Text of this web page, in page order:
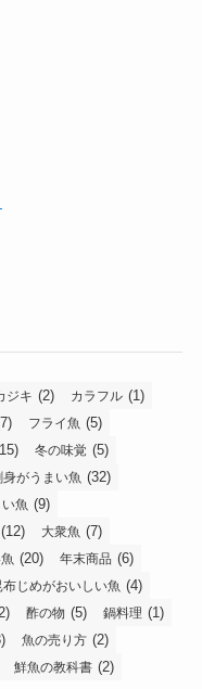
ジキ (2) カラフル (1)
フライ魚 (5)
冬の味覚 (5)
身がうまい魚 (32)
魚 (9)
(12) 大衆魚 (7)
(20) 年末商品 (6)
布じめがおいしい魚 (4)
酢の物 (5) 鍋料理 (1)
魚の売り方 (2)
鮮魚の教科書 (2)